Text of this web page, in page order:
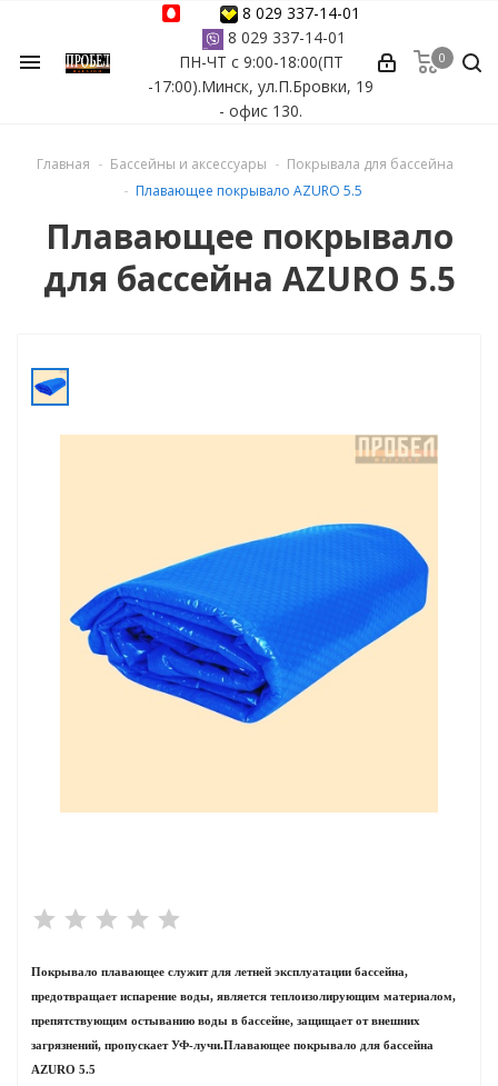
menu
8 029 337-14-01
8 029 337-14-01
ПН-ЧТ с 9:00-18:00(ПТ
-17:00).Минск, ул.П.Бровки, 19
- офис 130.
бассейнов
для
0
Главная Бассейны и аксессуары
Покрывала для бассейна
Плавающее покрывало AZURO 5.5
Плавающее покрывало
для бассейна AZURO 5.5
Покрывало плавающее служит для летней эксплуатации бассейна,
предотвращает испарение воды, является теплоизолирующим материалом,
препятствующим остыванию воды в бассейне, защищает от внешних
загрязнений, пропускает УФ-лучи.Плавающее покрывало для бассейна
AZURO 5.5